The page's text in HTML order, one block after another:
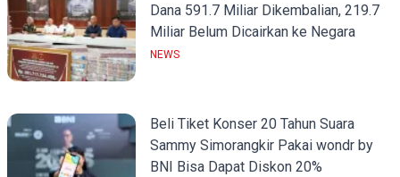
Dana 591.7 Miliar Dikembalian, 219.7
Miliar Belum Dicairkan ke Negara
NEWS
Beli Tiket Konser 20 Tahun Suara
Sammy Simorangkir Pakai wondr by
BNI Bisa Dapat Diskon 20%